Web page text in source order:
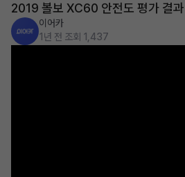
2019 볼보 XC60 안전도 평가 결과
이어카
1년 전 조회 1,437